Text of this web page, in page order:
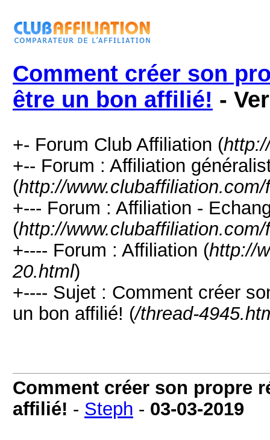
Comment créer son
être un bon affilié! -
+- Forum Club Affiliation (
+-- Forum : Affiliation
(http://
+--- Forum : Affiliation -
(http://
+---- Forum : Affiliation (http://
20.html)
+---- Sujet : Comment créer
un bon affilié! (/thread-
Comment créer son propre
affilié! - Steph - 03-03-2019